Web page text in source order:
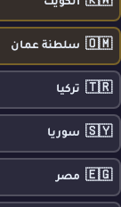
الكويت
🇴🇲 سلطنة عمان
🇹🇷 تركيا
🇸🇾 سوريا
🇪🇬 مصر